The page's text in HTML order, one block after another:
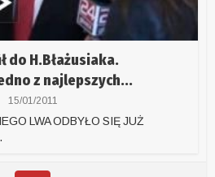
do H.Błażusiaka.
z najlepszych...
15/01/2011
LWA ODBYŁO SIĘ JUŻ